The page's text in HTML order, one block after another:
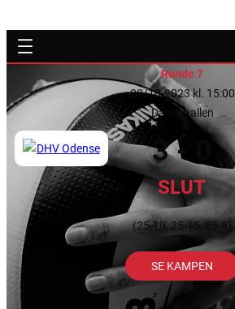
Runde 7
28/10-2023 kl. 15:00
Dalumhallen
3 - 0
SLUT
(25-19, 25-15, 25-9)
SE KAMPEN